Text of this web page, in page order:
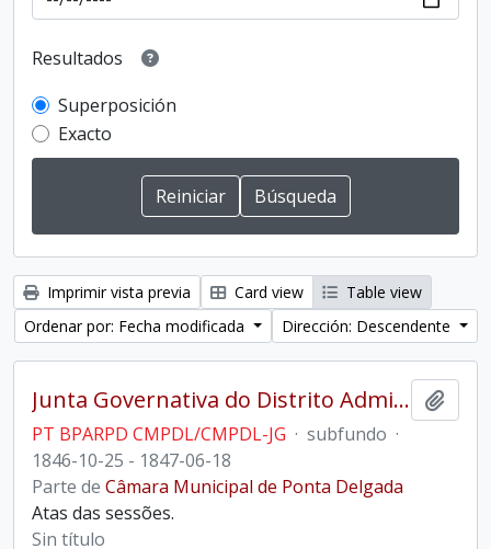
Resultados
Superposición
Exacto
Imprimir vista previa Card view
Table view
Ordenar por: Fecha modificada
Dirección: Descendente
Junta Governativa do Distrito Administrativo de Ponta Delgada
PT BPARPD CMPDL/CMPDL-JG · subfundo ·
1846-10-25 - 1847-06-18
Parte de Câmara Municipal de Ponta Delgada
Atas das sessões.
Sin título